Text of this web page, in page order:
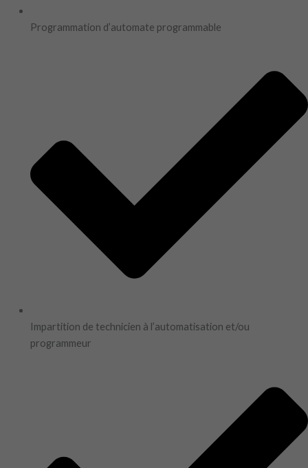
Programmation d’automate programmable
Impartition de technicien à l’automatisation et/ou
programmeur